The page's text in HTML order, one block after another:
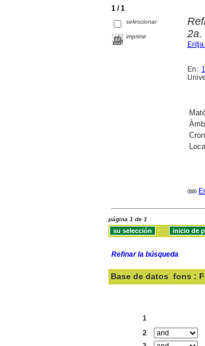
1 / 1
seleccionar
imprimir
2a.
En:
página 1 de 1
Refinar la búsqueda
Base de datos fons :
1
2